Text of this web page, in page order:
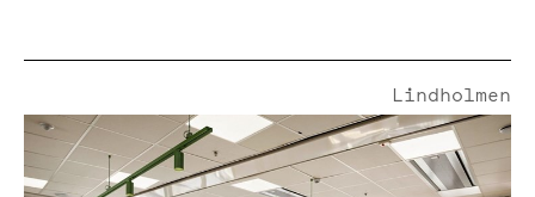
Lindholmspiren 11
Lindholmen